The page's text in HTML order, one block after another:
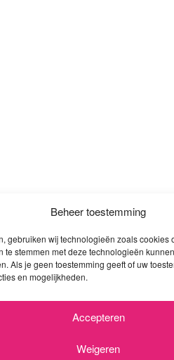
Beheer toestemming
gebruiken wij technologieën zoals cookies
te stemmen met deze technologieën
Als je geen toestemming geeft of uw
en mogelijkheden.
Accepteren
Weigeren